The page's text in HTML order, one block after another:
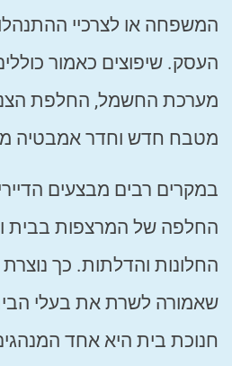
המשפחה או לצרכיי
העסק. שיפוצים כאמור
מערכת החשמל, החלפת
מטבח חדש וחדר אמבטיה
במקרים רבים מבצעים
החלפה של המרצפות בבית
החלונות והדלתות. כך
שאמורה לשרת את בעלי
חנוכת בית היא אחד